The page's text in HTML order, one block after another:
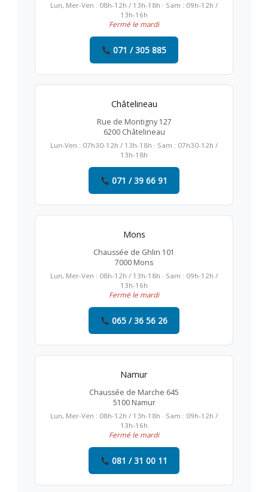
Lun, Mer-Ven : 08h-12h / 13h-18h · Sam : 09h-12h /
13h-16h
Fermé le mardi
071 / 305 885
Châtelineau
Rue de Montigny 127
6200 Châtelineau
Lun-Ven : 07h30-12h / 13h-18h · Sam : 07h30-12h /
13h-18h
071 / 39 66 91
Mons
Chaussée de Ghlin 101
7000 Mons
Lun, Mer-Ven : 08h-12h / 13h-18h · Sam : 09h-12h /
13h-16h
Fermé le mardi
065 / 36 56 26
Namur
Chaussée de Marche 645
5100 Namur
Lun, Mer-Ven : 08h-12h / 13h-18h · Sam : 09h-12h /
13h-16h
Fermé le mardi
081 / 31 00 11